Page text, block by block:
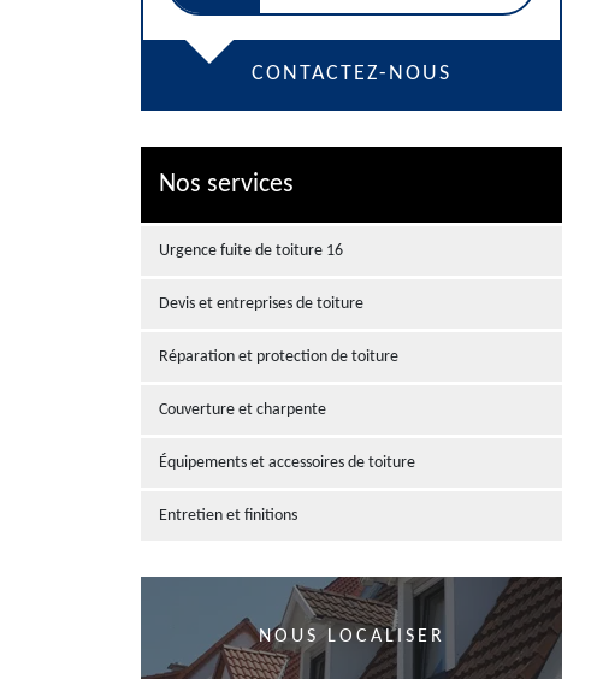
CONTACTEZ-NOUS
Nos services
Urgence fuite de toiture 16
Devis et entreprises de toiture
Réparation et protection de toiture
Couverture et charpente
Équipements et accessoires de toiture
Entretien et finitions
NOUS LOCALISER